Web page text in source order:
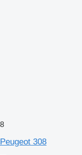
8
Peugeot 308